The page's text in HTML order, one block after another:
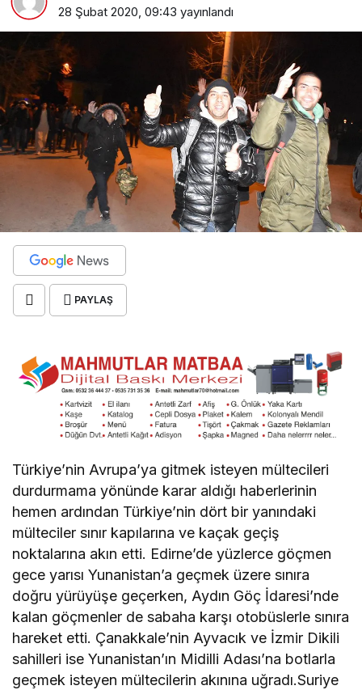
28 Şubat 2020, 09:43 yayınlandı
PAYLAŞ
Türkiye’nin Avrupa’ya gitmek isteyen mültecileri
durdurmama yönünde karar aldığı haberlerinin
hemen ardından Türkiye’nin dört bir yanındaki
mülteciler sınır kapılarına ve kaçak geçiş
noktalarına akın etti. Edirne’de yüzlerce göçmen
gece yarısı Yunanistan’a geçmek üzere sınıra
doğru yürüyüşe geçerken, Aydın Göç İdaresi’nde
kalan göçmenler de sabaha karşı otobüslerle sınıra
hareket etti. Çanakkale’nin Ayvacık ve İzmir Dikili
sahilleri ise Yunanistan’ın Midilli Adası’na botlarla
geçmek isteyen mültecilerin akınına uğradı.Suriye